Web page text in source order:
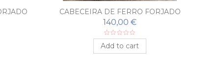
CABECEIRA DE FERRO FORJADO
GERANIO
140,00 €
Add to cart